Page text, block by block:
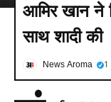
आमिर खान ने
साथ शादी की
News Aroma